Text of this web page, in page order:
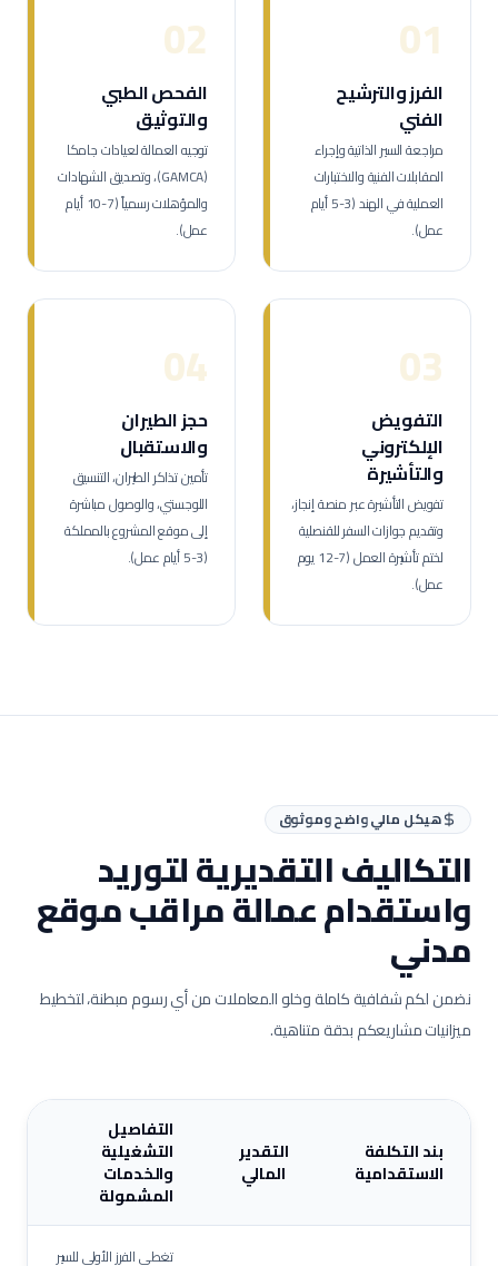
01
الفرز والترشيح
الفني
مراجعة السير الذاتية وإجراء
المقابلات الفنية والاختبارات
العملية في الهند (3-5 أيام
عمل).
02
الفحص الطبي
والتوثيق
توجيه العمالة لعيادات جامكا
(GAMCA)، وتصديق الشهادات
والمؤهلات رسمياً (7-10 أيام
عمل).
03
التفويض
الإلكتروني
والتأشيرة
تفويض التأشيرة عبر منصة إنجاز،
وتقديم جوازات السفر للقنصلية
لختم تأشيرة العمل (7-12 يوم
عمل).
04
حجز الطيران
والاستقبال
تأمين تذاكر الطيران، التنسيق
اللوجستي، والوصول مباشرة
إلى موقع المشروع بالمملكة
(3-5 أيام عمل).
هيكل مالي واضح وموثوق
التكاليف التقديرية لتوريد
واستقدام عمالةمراقب موقع
مدني
نضمن لكم شفافية كاملة وخلو المعاملات من أي رسوم مبطنة، لتخطيط
ميزانيات مشاريعكم بدقة متناهية.
بند التكلفة
الاستقدامية
التقدير
المالي
التفاصيل
التشغيلية
والخدمات
المشمولة
تغطي الفرز الأولي للسير